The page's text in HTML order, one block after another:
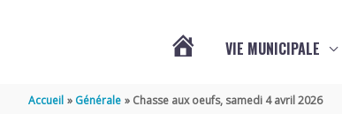
VIE MUNICIPALE
Accueil Générale Chasse aux oeufs, samedi 4 avril 2026